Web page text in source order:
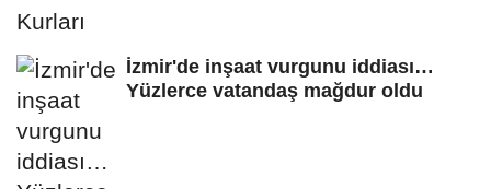
İzmir'de inşaat vurgunu iddiası…
Yüzlerce vatandaş mağdur oldu